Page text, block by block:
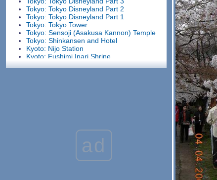
Tokyo: Tokyo Disneyland Part 2
Tokyo: Tokyo Disneyland Part 1
Tokyo: Tokyo Tower
Tokyo: Sensoji (Asakusa Kannon) Temple
Tokyo: Shinkansen and Hotel
Kyoto: Nijo Station
Kyoto: Fushimi Inari Shrine
Kyoto: Heian Jingu Taisha
Kobe: Nofuku-ji Temple
Himeji: Himeji Castle Part 2
Himeji: Himeji Castle Part 1
Osaka: Universal Studio Japan - Part 3
ad